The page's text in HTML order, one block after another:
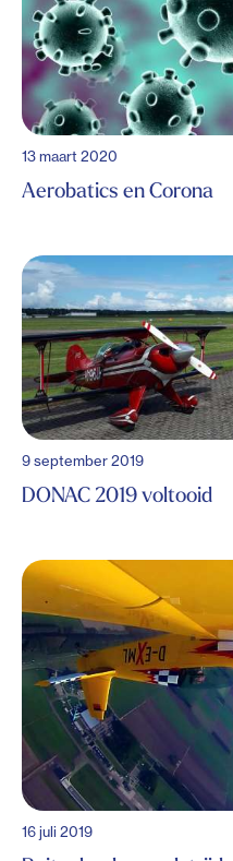
13 maart 2020
Aerobatics en Corona
9 september 2019
DONAC 2019 voltooid
16 juli 2019